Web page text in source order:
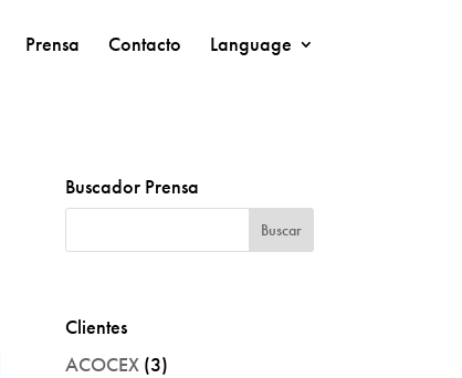
Prensa Contacto Language
Buscador Prensa
Clientes
ACOCEX (3)